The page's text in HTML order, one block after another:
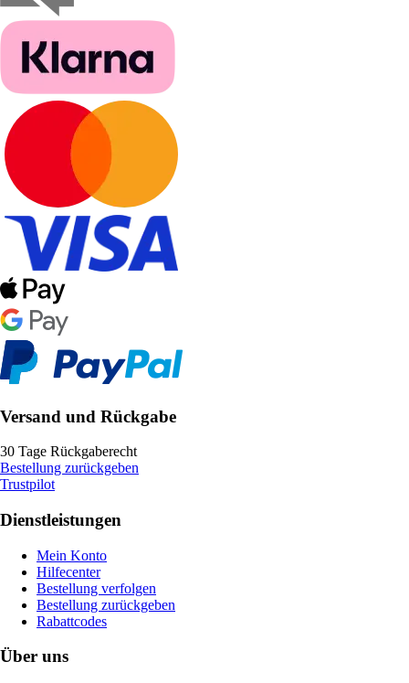
Versand und Rückgabe
30 Tage Rückgaberecht
Bestellung zurückgeben
Trustpilot
Dienstleistungen
Mein Konto
Hilfecenter
Bestellung verfolgen
Bestellung zurückgeben
Rabattcodes
Über uns